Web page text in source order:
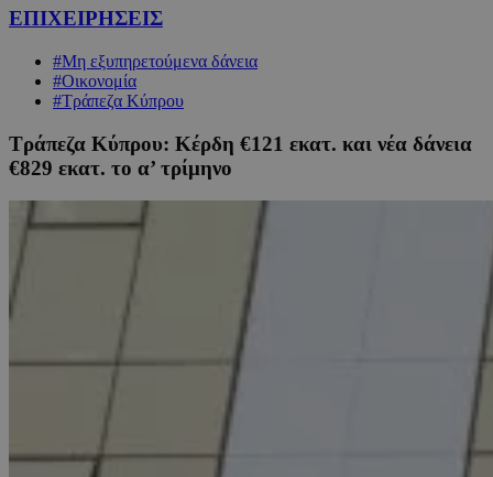
ΕΠΙΧΕΙΡΗΣΕΙΣ
#Μη εξυπηρετούμενα δάνεια
#Οικονομία
#Τράπεζα Κύπρου
Τράπεζα Κύπρου: Κέρδη €121 εκατ. και νέα δάνεια
€829 εκατ. το α’ τρίμηνο